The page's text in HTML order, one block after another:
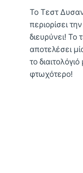
Το Τεστ
περιορίσει
διευρύνει! Το
αποτελέσει
το
φτωχότερο!